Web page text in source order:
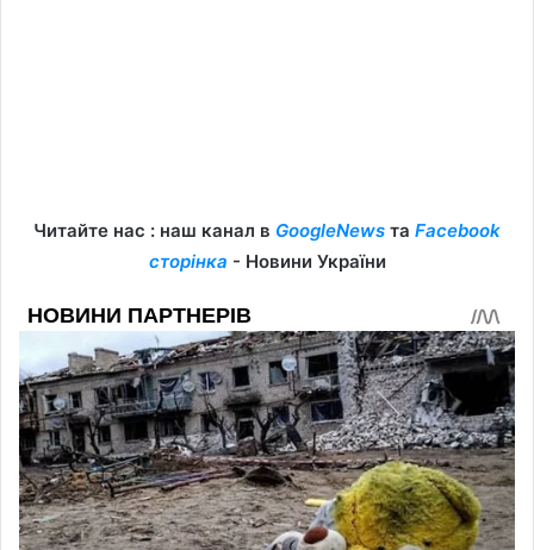
Читайте нас : наш канал в GoogleNews та Facebook
сторінка - Новини України